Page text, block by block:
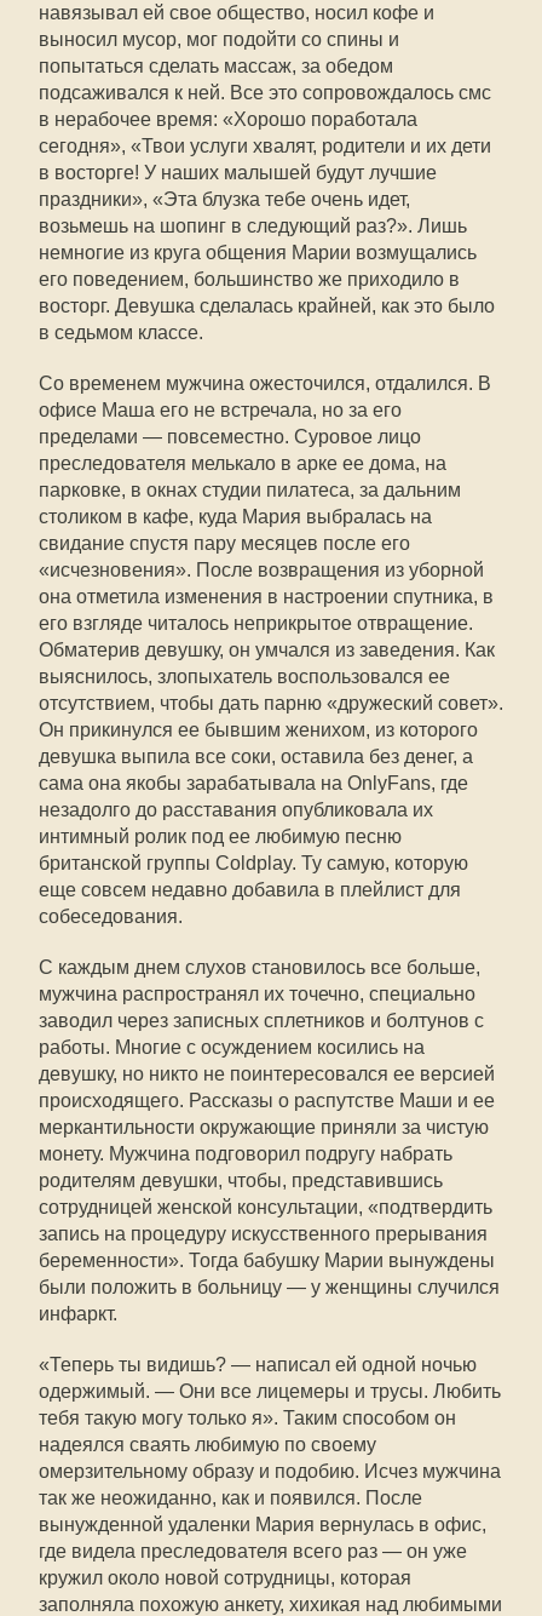
навязывал ей свое общество, носил кофе и
выносил мусор, мог подойти со спины и
попытаться сделать массаж, за обедом
подсаживался к ней. Все это сопровождалось смс
в нерабочее время: «Хорошо поработала
сегодня», «Твои услуги хвалят, родители и их дети
в восторге! У наших малышей будут лучшие
праздники», «Эта блузка тебе очень идет,
возьмешь на шопинг в следующий раз?». Лишь
немногие из круга общения Марии возмущались
его поведением, большинство же приходило в
восторг. Девушка сделалась крайней, как это было
в седьмом классе.
Со временем мужчина ожесточился, отдалился. В
офисе Маша его не встречала, но за его
пределами — повсеместно. Суровое лицо
преследователя мелькало в арке ее дома, на
парковке, в окнах студии пилатеса, за дальним
столиком в кафе, куда Мария выбралась на
свидание спустя пару месяцев после его
«исчезновения». После возвращения из уборной
она отметила изменения в настроении спутника, в
его взгляде читалось неприкрытое отвращение.
Обматерив девушку, он умчался из заведения. Как
выяснилось, злопыхатель воспользовался ее
отсутствием, чтобы дать парню «дружеский совет».
Он прикинулся ее бывшим женихом, из которого
девушка выпила все соки, оставила без денег, а
сама она якобы зарабатывала на OnlyFans, где
незадолго до расставания опубликовала их
интимный ролик под ее любимую песню
британской группы Coldplay. Ту самую, которую
еще совсем недавно добавила в плейлист для
собеседования.
С каждым днем слухов становилось все больше,
мужчина распространял их точечно, специально
заводил через записных сплетников и болтунов с
работы. Многие с осуждением косились на
девушку, но никто не поинтересовался ее версией
происходящего. Рассказы о распутстве Маши и ее
меркантильности окружающие приняли за чистую
монету. Мужчина подговорил подругу набрать
родителям девушки, чтобы, представившись
сотрудницей женской консультации, «подтвердить
запись на процедуру искусственного прерывания
беременности». Тогда бабушку Марии вынуждены
были положить в больницу — у женщины случился
инфаркт.
«Теперь ты видишь? — написал ей одной ночью
одержимый. — Они все лицемеры и трусы. Любить
тебя такую могу только я». Таким способом он
надеялся сваять любимую по своему
омерзительному образу и подобию. Исчез мужчина
так же неожиданно, как и появился. После
вынужденной удаленки Мария вернулась в офис,
где видела преследователя всего раз — он уже
кружил около новой сотрудницы, которая
заполняла похожую анкету, хихикая над любимыми